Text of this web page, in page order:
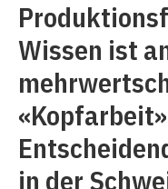
Wissen ist
in der